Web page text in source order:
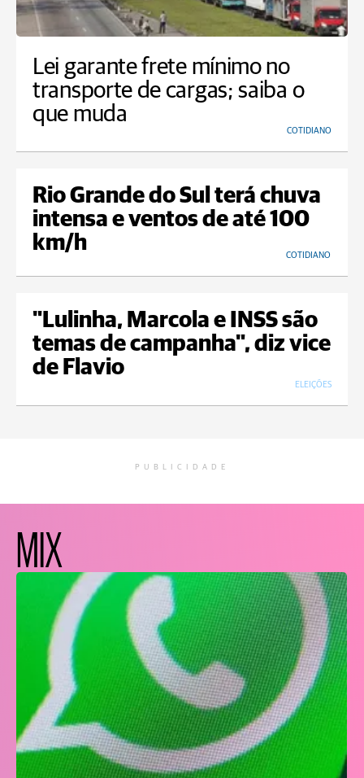
Lei garante frete mínimo no
transporte de cargas; saiba o
que muda
COTIDIANO
Rio Grande do Sul terá chuva
intensa e ventos de até 100
km/h
COTIDIANO
"Lulinha, Marcola e INSS são
temas de campanha", diz vice
de Flavio
ELEIÇÕES
PUBLICIDADE
MIX